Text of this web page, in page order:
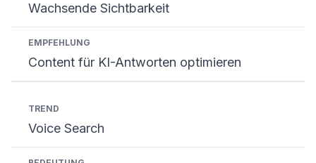
Wachsende Sichtbarkeit
Content für KI-Antworten optimieren
Voice Search